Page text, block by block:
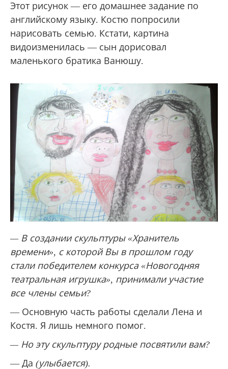
Этот рисунок — его домашнее задание по
английскому языку. Костю попросили
нарисовать семью. Кстати, картина
видоизменилась — сын дорисовал
маленького братика Ванюшу.
— В создании скульптуры «Хранитель
времени», с которой Вы в прошлом году
стали победителем конкурса «Новогодняя
театральная игрушка», принимали участие
все члены семьи?
— Основную часть работы сделали Лена и
Костя. Я лишь немного помог.
— Но эту скульптуру родные посвятили вам?
— Да (улыбается).